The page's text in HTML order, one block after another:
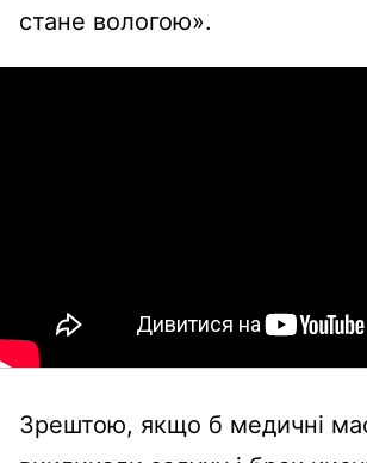
стане вологою».
Зрештою, якщо б медичні